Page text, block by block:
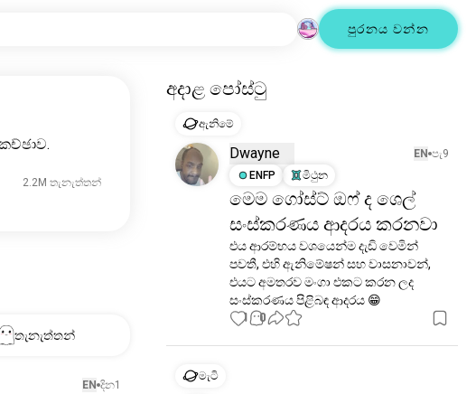
පුරනය වන්න
2.2M තැනැත්තන්
තැනැත්තන්
EN දින1
අදාළ පෝස්ටු
ඇනිමේ
Dwayne EN පැ9
ENFP
මිථුන
මෙම ගෝස්ට් ඔෆ් ද ශෙල්
සංස්කරණය ආදරය කරනවා
එය ආරම්භය වශයෙන්ම දැඩි වෙමින්
පවතී, එහි ඇනිමේෂන් සහ වාසනාවන්,
එයට අමතරව මංගා එකට කරන ලද
සංස්කරණය පිළිබඳ ආදරය 😁
1 0
මැටි